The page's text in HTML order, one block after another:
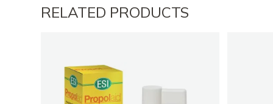
RELATED PRODUCTS